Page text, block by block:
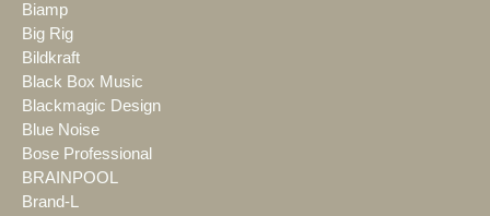
Biamp
Big Rig
Bildkraft
Black Box Music
Blackmagic Design
Blue Noise
Bose Professional
BRAINPOOL
Brand-L